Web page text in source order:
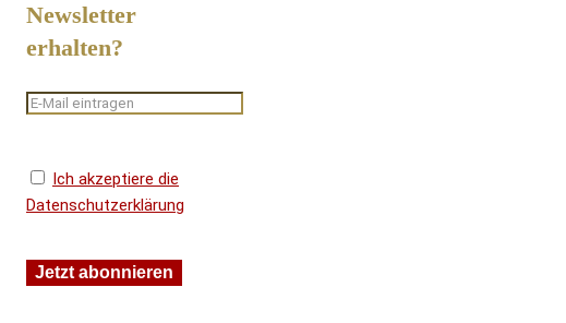
Newsletter
erhalten?
Ich akzeptiere die
Datenschutzerklärung